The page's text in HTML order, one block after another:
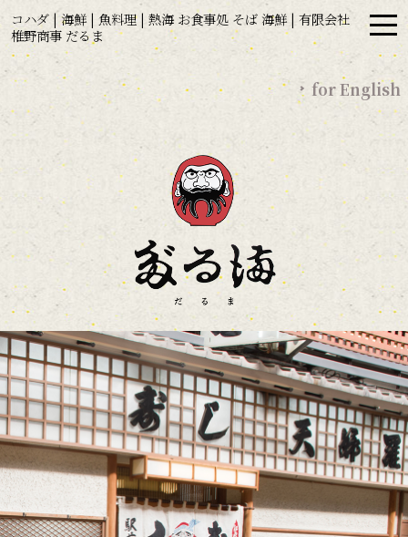
コハダ | 海鮮 | 魚料理 | 熱海 お食事処 そば 海鮮 | 有限会社
椎野商事 だるま
for English